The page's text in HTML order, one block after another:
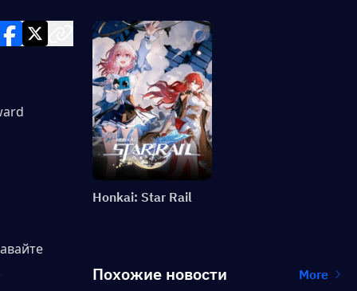
Honkai: Star Rail
Похожие новости More